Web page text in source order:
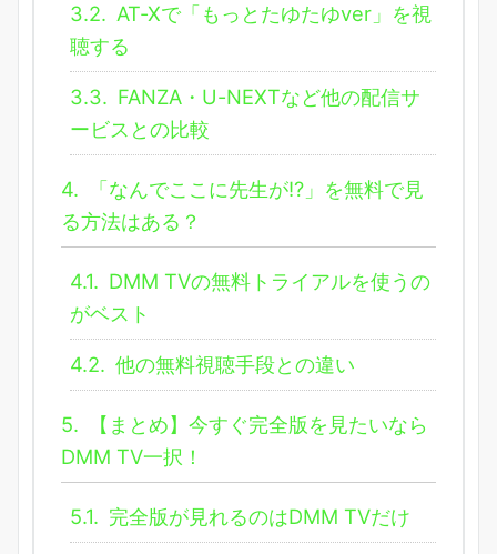
3.2. AT-Xで「もっとたゆたゆver」を視
聴する
3.3. FANZA・U-NEXTなど他の配信サ
ービスとの比較
4.
「なんでここに先生が!?」を無料で見
る方法はある？
4.1. DMM TVの無料トライアルを使うの
がベスト
4.2. 他の無料視聴手段との違い
5.
【まとめ】今すぐ完全版を見たいなら
DMM TV一択！
5.1. 完全版が見れるのはDMM TVだけ